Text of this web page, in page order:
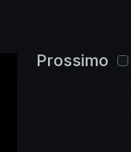
Prossimo